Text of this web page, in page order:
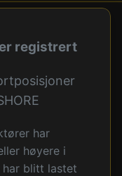
registrert
har
høyere i
har blitt lastet